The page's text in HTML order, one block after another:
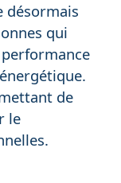
désormais
qui
de
le